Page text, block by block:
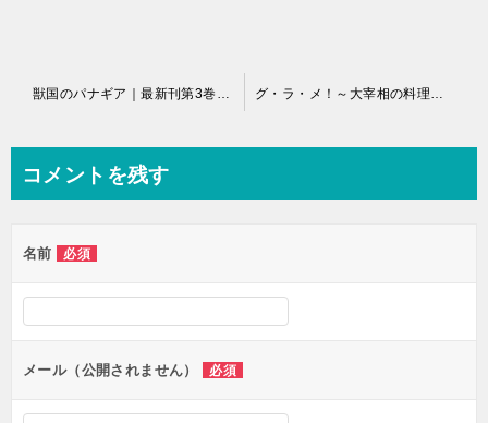
ビ
ー
シ
ョ
ン
コメントを残す
名前 必須
メール（公開されません） 必須